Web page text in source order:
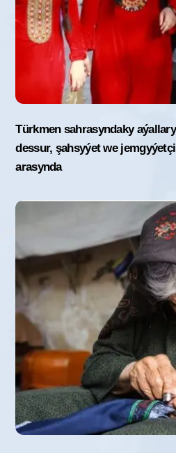
Türkmen sahrasyndaky
dessur, şahsyýet we
arasynda